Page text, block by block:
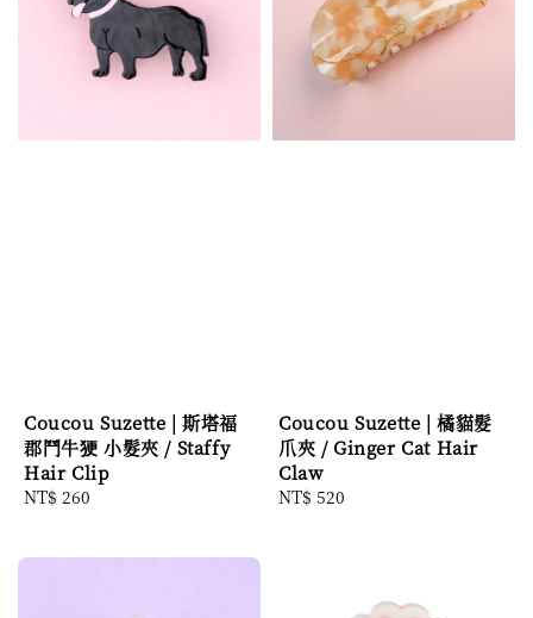
Coucou Suzette | 斯塔福
郡鬥牛㹴 小髮夾 / Staffy
Hair Clip
Regular
NT$ 260
Coucou Suzette | 橘貓髮
爪夾 / Ginger Cat Hair
Claw
Regular
NT$ 520